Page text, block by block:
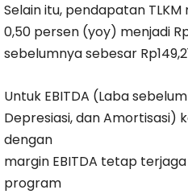
Selain itu, pendapatan
0,50 persen (yoy) menjadi
sebelumnya sebesar
Untuk EBITDA (Laba
Depresiasi, dan Amortisasi)
dengan
margin EBITDA tetap
program